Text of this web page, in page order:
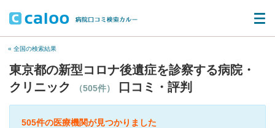
« 全国の検索結果
東京都の新型コロナ後遺症を診察する病院・
クリニック
（505件） 口コミ・評判
505件の医療機関が見つかりました